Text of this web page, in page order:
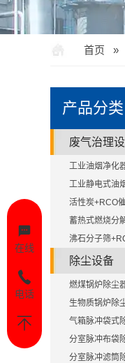
首页 »
产品分类
废气治理
工业油烟净化
工业静电式油
活性炭+RCO
蓄热式燃烧分
沸石分子筛
除尘设备
燃煤锅炉除尘
生物质锅炉除
气箱脉冲袋式
分室脉冲布袋
分室脉冲滤筒
在线
电话